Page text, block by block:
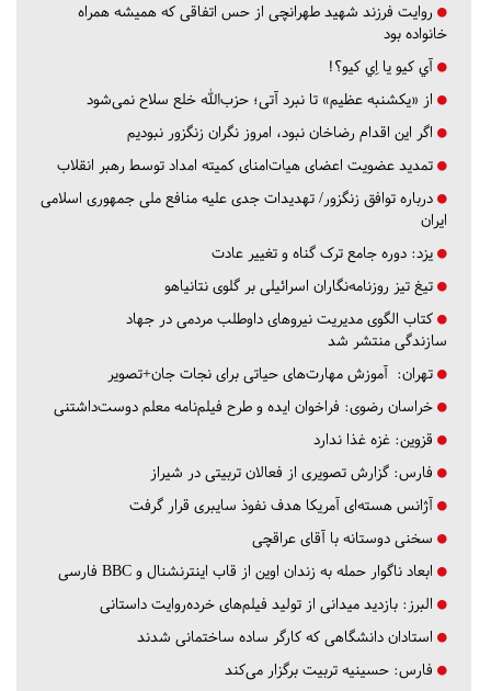
روایت فرزند شهید طهرانچی از حس اتفاقی که همیشه همراه
خانواده بود
آي كيو يا اِي كيو؟!
از «یکشنبه عظیم» تا نبرد آتی؛ حزب‌الله خلع سلاح نمی‌شود
اگر این اقدام رضاخان نبود، امروز نگران زنگزور نبودیم
تمدید عضویت اعضای هیات‌امنای کمیته امداد توسط رهبر انقلاب
درباره توافق زنگزور/ تهدیدات جدی علیه منافع ملی جمهوری اسلامی
ایران
یزد: دوره جامع ترک گناه و تغییر عادت
تیغ تیز روزنامه‌نگاران اسرائیلی بر گلوی نتانیاهو
کتاب الگوی مدیریت نیروهای داوطلب مردمی در جهاد
سازندگی منتشر شد
تهران: آموزش مهارت‌های حیاتی برای نجات جان+تصویر
خراسان رضوی: فراخوان ایده و طرح فیلم‌نامه معلم دوست‌داشتنی
قزوین: غزه غذا ندارد
فارس: گزارش تصویری از فعالان تربیتی در شیراز
آژانس هسته‌ای آمریکا هدف نفوذ سایبری قرار گرفت
سخنی دوستانه با آقای عراقچی
ابعاد ناگوار حمله به زندان اوین از قاب اینترنشنال و BBC فارسی
البرز: بازدید میدانی از تولید فیلم‌های خرده‌روایت داستانی
استادان دانشگاهی که کارگر ساده ساختمانی شدند
فارس: حسینیه تربیت برگزار می‌کند